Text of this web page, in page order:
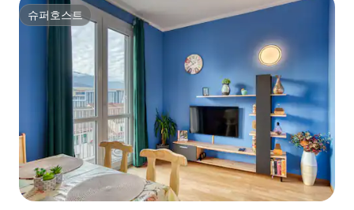
슈퍼호스트
슈퍼호스트